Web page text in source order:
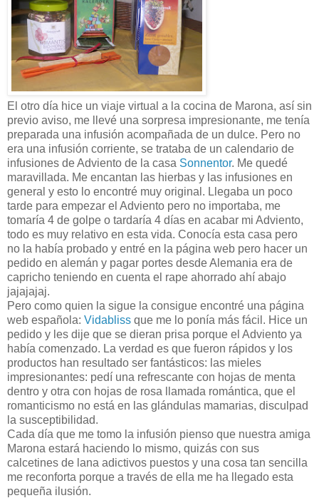
El otro día hice un viaje virtual a la cocina de Marona, así sin
previo aviso, me llevé una sorpresa impresionante, me tenía
preparada una infusión acompañada de un dulce. Pero no
era una infusión corriente, se trataba de un calendario de
infusiones de Adviento de la casa Sonnentor. Me quedé
maravillada. Me encantan las hierbas y las infusiones en
general y esto lo encontré muy original. Llegaba un poco
tarde para empezar el Adviento pero no importaba, me
tomaría 4 de golpe o tardaría 4 días en acabar mi Adviento,
todo es muy relativo en esta vida. Conocía esta casa pero
no la había probado y entré en la página web pero hacer un
pedido en alemán y pagar portes desde Alemania era de
capricho teniendo en cuenta el rape ahorrado ahí abajo
jajajajaj.
Pero como quien la sigue la consigue encontré una página
web española: Vidabliss que me lo ponía más fácil. Hice un
pedido y les dije que se dieran prisa porque el Adviento ya
había comenzado. La verdad es que fueron rápidos y los
productos han resultado ser fantásticos: las mieles
impresionantes: pedí una refrescante con hojas de menta
dentro y otra con hojas de rosa llamada romántica, que el
romanticismo no está en las glándulas mamarias, disculpad
la susceptibilidad.
Cada día que me tomo la infusión pienso que nuestra amiga
Marona estará haciendo lo mismo, quizás con sus
calcetines de lana adictivos puestos y una cosa tan sencilla
me reconforta porque a través de ella me ha llegado esta
pequeña ilusión.